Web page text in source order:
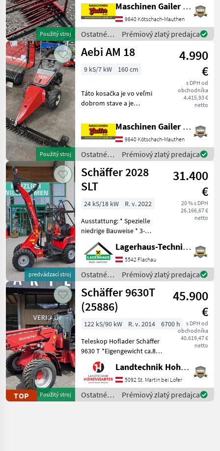
Použitý stroj
Vogel & Noot Jet. 5 dlhých
hrotov a 20 krátkych
hrotov, po 2 hroty na
každej strane. Zhrabá
Maschinen Gailer GmbH
9640 Kötschach-Mauthen
Ostatné
poľnohospodárske
silové
Vogel&Noot
Prémiový zlatý predajca
Použitý stroj
Aebi AM 18
4.990
€
s DPH od
obchodníka
4.415,93 €
netto
9 kS/7 kW 160 cm
Táto kosačka je vo veľmi
dobrom stave a je
cm rezacím lištom s
bočným vysekávaním, 4-
taktným motorom MAG-
KUBOTA a pneumatikami.
Kolesá s mriež
Maschinen Gailer GmbH
9640 Kötschach-Mauthen
Ostatné
poľnohospodárske
silové
stroje /
Aebi
Prémiový zlatý predajca
predvádzací stroj
Schäffer 2028
SLT
31.400
€
20 % s DPH
26.166,67 €
netto
24 kS/18 kW
R. v. 2022
Ausstattung: * Spezielle
niedrige Bauweise * 3-
Zylinder-Dieselmotor
Kubota D1105 18, 5 kW (25
PS) * Hydrostatischer
Allradantrieb mit
automotiver Steuerung *
Be
Lagerhaus-Technik Flachau
5542 Flachau
Ostatné
poľnohospodárske
silové
stroje /
Schäffer
Prémiový zlatý predajca
TOP Použitý stroj
Schäffer 9630T
(25886)
45.900
€
s DPH od
obchodníka
40.619,47 €
netto
122 kS/90 kW R. v. 2014
6700 h
Teleskop Hoflader Schäffer
9630 T *Eigengewicht ca.8 t
*Bereifung 400/55-22, 5
*Kipplast 4200 kg
*Radstand 2.52 m
*Fahrgeschwindigkeit 20
km/h *Wenderadius innen
Landtechnik Hohenwarter GmbH
5092 St. Martin bei Lofer
Ostatné
poľnohospodárske
Prémiový zlatý predajca